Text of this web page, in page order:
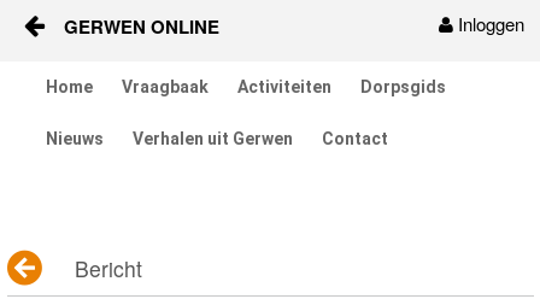
Inloggen
GERWEN ONLINE
Dorpsgids
Home Vraagbaak Activiteiten Dorpsgids
Nieuws Verhalen uit Gerwen Contact
Bericht